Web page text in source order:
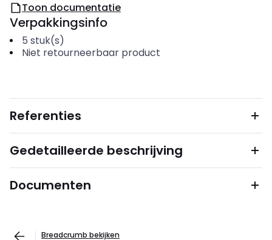
Toon documentatie
Verpakkingsinfo
5 stuk(s)
Niet retourneerbaar product
Referenties
Gedetailleerde beschrijving
Documenten
Breadcrumb bekijken